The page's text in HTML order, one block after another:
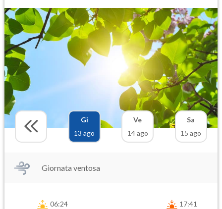
Gi
13 ago
Ve
14 ago
Sa
15 ago
Giornata ventosa
06:24 17:41